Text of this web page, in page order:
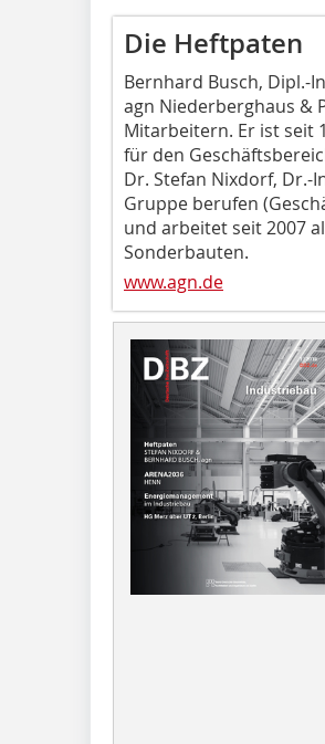
Die Heftpaten
Bernhard Busch, Dipl.-
agn Niederberghaus &
Mitarbeitern. Er ist seit
für den
Dr. Stefan Nixdorf, Dr.-
Gruppe berufen
und arbeitet seit 2007
Sonderbauten.
www.agn.de